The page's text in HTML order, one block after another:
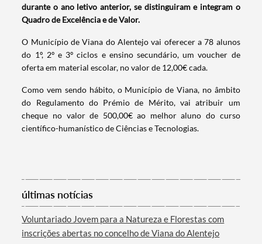
Termo de Pesquisa
durante o ano letivo anterior, se distinguiram e integram o
Quadro de Excelência e de Valor.
O Município de Viana do Alentejo vai oferecer a 78 alunos
do 1º, 2º e 3º ciclos e ensino secundário, um voucher de
oferta em material escolar, no valor de 12,00€ cada.
Como vem sendo hábito, o Município de Viana, no âmbito
do Regulamento do Prémio de Mérito, vai atribuir um
cheque no valor de 500,00€ ao melhor aluno do curso
científico-humanístico de Ciências e Tecnologias.
últimas notícias
Voluntariado Jovem para a Natureza e Florestas com
inscrições abertas no concelho de Viana do Alentejo